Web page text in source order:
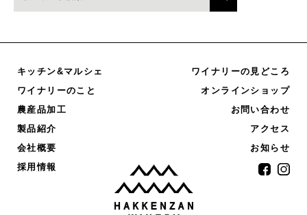
キッチン&マルシェ
ワイナリーのこと
農産品加工
製品紹介
会社概要
採用情報
ワイナリーの見どころ
オンラインショップ
お問い合わせ
アクセス
お知らせ